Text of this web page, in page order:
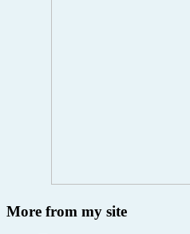
More from my site